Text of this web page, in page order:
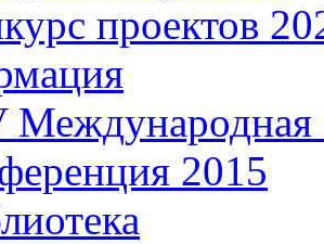
проектов
2015